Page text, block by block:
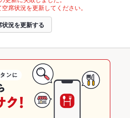
席状況を更新してください。
状況を更新する